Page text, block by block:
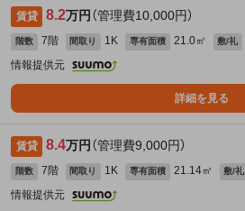
賃貸 8.2万円 （管理費10,000円）
階数 7階 間取り 1K 専有面積 21.0㎡ 敷/礼
情報提供元
詳細を見る
賃貸 8.4万円 （管理費9,000円）
階数 7階 間取り 1K 専有面積 21.14㎡ 敷/礼
情報提供元